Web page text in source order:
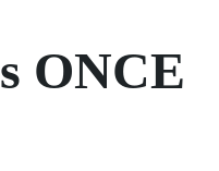
ONCE